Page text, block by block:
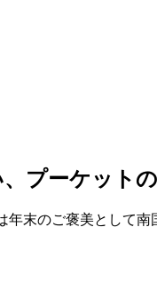
プーケット
末のご褒美として